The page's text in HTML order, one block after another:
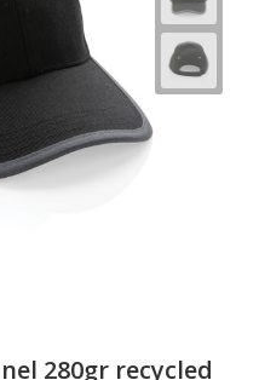
280gr recycled